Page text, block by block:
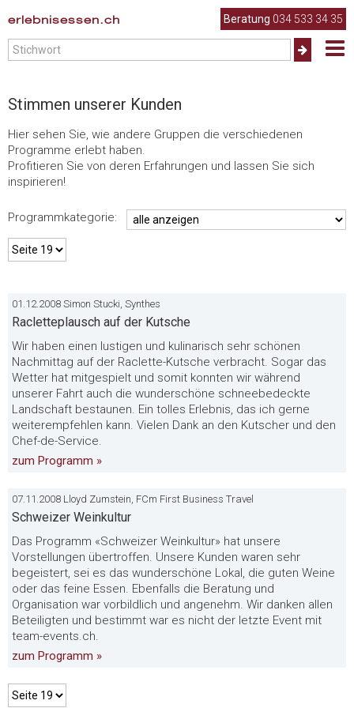
erlebnisessen.ch
Beratung 034 533 34 35
Stimmen unserer Kunden
Hier sehen Sie, wie andere Gruppen die verschiedenen
Programme erlebt haben.
Profitieren Sie von deren Erfahrungen und lassen Sie sich
inspirieren!
Programmkategorie:
01.12.2008 Simon Stucki, Synthes
Racletteplausch auf der Kutsche
Wir haben einen lustigen und kulinarisch sehr schönen
Nachmittag auf der Raclette-Kutsche verbracht. Sogar das
Wetter hat mitgespielt und somit konnten wir während
unserer Fahrt auch die wunderschöne schneebedeckte
Landschaft bestaunen. Ein tolles Erlebnis, das ich gerne
weiterempfehlen kann. Vielen Dank an den Kutscher und den
Chef-de-Service.
zum Programm »
07.11.2008 Lloyd Zumstein, FCm First Business Travel
Schweizer Weinkultur
Das Programm «Schweizer Weinkultur» hat unsere
Vorstellungen übertroffen. Unsere Kunden waren sehr
begeistert, sei es das wunderschöne Lokal, die guten Weine
oder das feine Essen. Ebenfalls die Beratung und
Organisation war vorbildlich und angenehm. Wir danken allen
Beteiligten und bestimmt war es nicht der letzte Event mit
team-events.ch.
zum Programm »